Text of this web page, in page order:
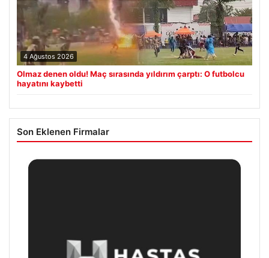
4 Ağustos 2026
Olmaz denen oldu! Maç sırasında yıldırım çarptı: O futbolcu
hayatını kaybetti
Son Eklenen Firmalar